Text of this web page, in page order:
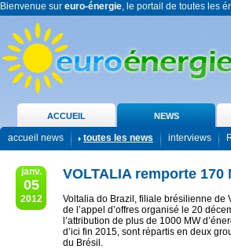
Bienvenue sur euro-énergie, le portail de toutes les
ACCUEIL NEWS
accueil news toutes les news interviews
janv.
05
2012
VOLTALIA remporte
Voltalia do Brazil, filiale brésilienne de
de l’appel d’offres organisé le 20
l’attribution de plus de 1000 MW
d’ici fin 2015, sont répartis en deux
du Brésil.